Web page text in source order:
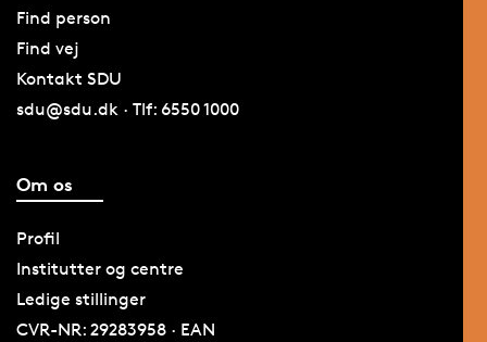
Find person
Find vej
Kontakt SDU
sdu@sdu.dk · Tlf: 6550 1000
Om os
Profil
Institutter og centre
Ledige stillinger
CVR-NR: 29283958 · EAN